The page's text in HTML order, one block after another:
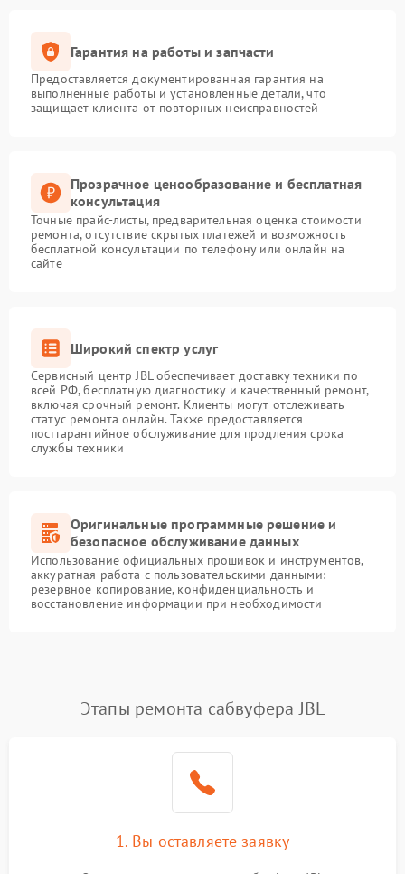
Гарантия на работы и запчасти
Предоставляется документированная гарантия на
выполненные работы и установленные детали, что
защищает клиента от повторных неисправностей
Прозрачное ценообразование и бесплатная
консультация
Точные прайс-листы, предварительная оценка стоимости
ремонта, отсутствие скрытых платежей и возможность
бесплатной консультации по телефону или онлайн на
сайте
Широкий спектр услуг
Сервисный центр JBL обеспечивает доставку техники по
всей РФ, бесплатную диагностику и качественный ремонт,
включая срочный ремонт. Клиенты могут отслеживать
статус ремонта онлайн. Также предоставляется
постгарантийное обслуживание для продления срока
службы техники
Оригинальные программные решение и
безопасное обслуживание данных
Использование официальных прошивок и инструментов,
аккуратная работа с пользовательскими данными:
резервное копирование, конфиденциальность и
восстановление информации при необходимости
Этапы ремонта сабвуфера JBL
1. Вы оставляете заявку